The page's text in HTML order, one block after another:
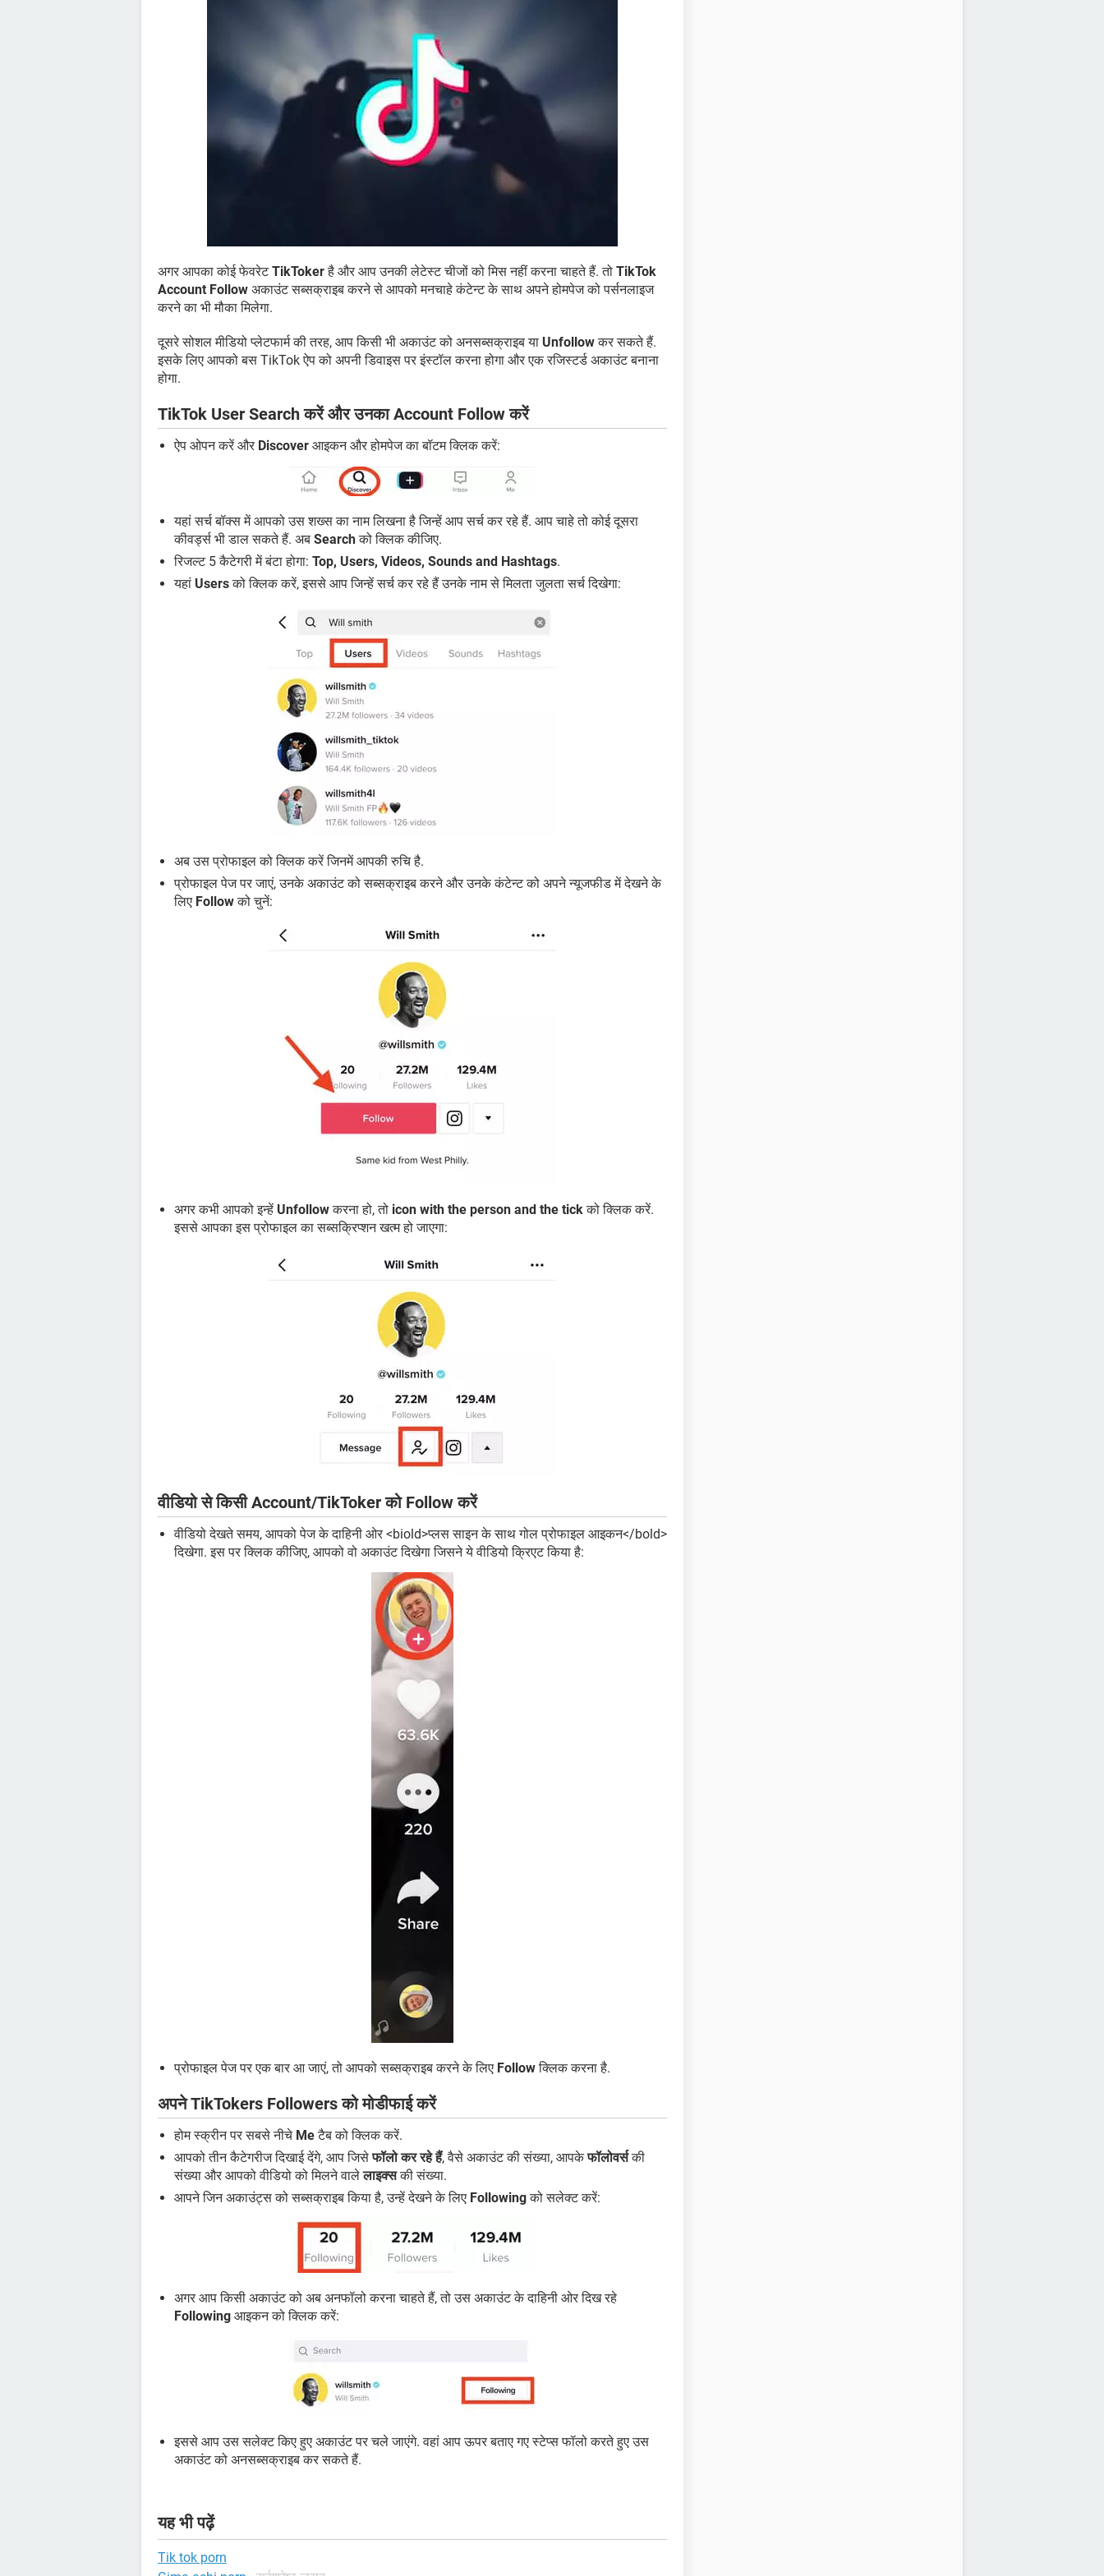
अगर आपका कोई फेवरेटTikTokerहै और आप उनकी लेटेस्ट चीजों को मिस नहीं करना चाहते हैं. तो TikTok
Account Follow अकाउंट सब्सक्राइब करने से आपको मनचाहे कंटेन्ट के साथ अपने होमपेज को पर्सनलाइज
करने का भी मौका मिलेगा.
दूसरे सोशल मीडियो प्लेटफार्म की तरह, आप किसी भी अकाउंट को अनसब्सक्राइब या Unfollowकर सकते हैं.
इसके लिए आपको बस TikTok ऐप को अपनी डिवाइस पर इंस्टॉल करना होगा और एक रजिस्टर्ड अकाउंट बनाना
होगा.
TikTok User Search करें और उनका Account Follow करें
ऐप ओपन करें और Discover आइकन और होमपेज का बॉटम क्लिक करें:
यहां सर्च बॉक्स में आपको उस शख्स का नाम लिखना है जिन्हें आप सर्च कर रहे हैं. आप चाहे तो कोई दूसरा
कीवर्ड्स भी डाल सकते हैं. अब Searchको क्लिक कीजिए.
रिजल्ट 5 कैटेगरी में बंटा होगा: Top, Users, Videos, Sounds and Hashtags.
यहां Usersको क्लिक करें, इससे आप जिन्हें सर्च कर रहे हैं उनके नाम से मिलता जुलता सर्च दिखेगा:
अब उस प्रोफाइल को क्लिक करें जिनमें आपकी रुचि है.
प्रोफाइल पेज पर जाएं, उनके अकाउंट को सब्सक्राइब करने और उनके कंटेन्ट को अपने न्यूजफीड में देखने के
लिए Followको चुनें:
अगर कभी आपको इन्हें Unfollowकरना हो, तो icon with the person and the tickको क्लिक करें.
इससे आपका इस प्रोफाइल का सब्सक्रिप्शन खत्म हो जाएगा:
वीडियो से किसी Account/TikToker को Follow करें
वीडियो देखते समय, आपको पेज के दाहिनी ओर <biold>प्लस साइन के साथ गोल प्रोफाइल आइकन</bold>
दिखेगा. इस पर क्लिक कीजिए, आपको वो अकाउंट दिखेगा जिसने ये वीडियो क्रिएट किया है:
प्रोफाइल पेज पर एक बार आ जाएं, तो आपको सब्सक्राइब करने के लिए Followक्लिक करना है.
अपने TikTokers Followers को मोडीफाई करें
होम स्क्रीन पर सबसे नीचे Meटैब को क्लिक करें.
आपको तीन कैटेगरीज दिखाई देंगे, आप जिसेफॉलो कर रहे हैं, वैसे अकाउंट की संख्या, आपकेफॉलोवर्सकी
संख्या और आपको वीडियो को मिलने वालेलाइक्सकी संख्या.
आपने जिन अकाउंट्स को सब्सक्राइब किया है, उन्हें देखने के लिए Followingको सलेक्ट करें:
अगर आप किसी अकाउंट को अब अनफॉलो करना चाहते हैं, तो उस अकाउंट के दाहिनी ओर दिख रहे
Following आइकन को क्लिक करें:
इससे आप उस सलेक्ट किए हुए अकाउंट पर चले जाएंगे. वहां आप ऊपर बताए गए स्टेप्स फॉलो करते हुए उस
अकाउंट को अनसब्सक्राइब कर सकते हैं.
यह भी पढ़ें
Tik tok porn